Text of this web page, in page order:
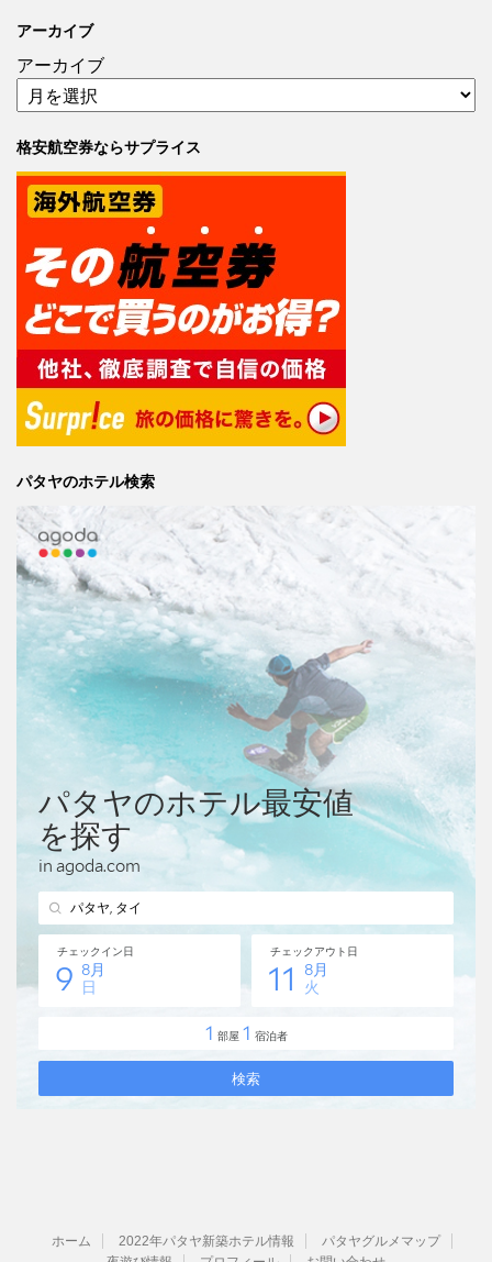
アーカイブ
アーカイブ
格安航空券ならサプライス
パタヤのホテル検索
ホーム 2022年パタヤ新築ホテル情報
パタヤグルメマップ